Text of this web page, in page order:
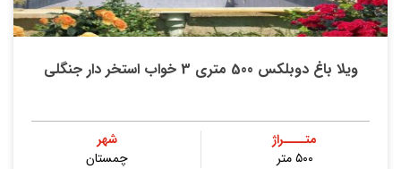
ویلا باغ دوبلکس 500 متری 3 خواب استخر دار جنگلی
متــــراژ
۵۰۰ متر
شهر
چمستان